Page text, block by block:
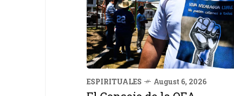
ESPIRITUALES August 6, 2026